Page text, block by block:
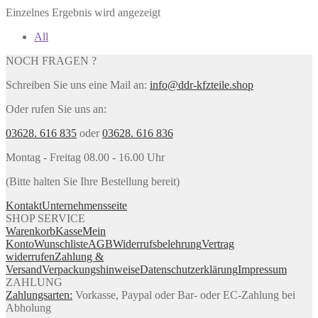
Einzelnes Ergebnis wird angezeigt
All
NOCH FRAGEN ?
Schreiben Sie uns eine Mail an: info@ddr-kfzteile.shop
Oder rufen Sie uns an:
03628. 616 835 oder03628. 616 836
Montag - Freitag 08.00 - 16.00 Uhr
(Bitte halten Sie Ihre Bestellung bereit)
KontaktUnternehmensseite
SHOP SERVICE
WarenkorbKasseMein
KontoWunschlisteAGBWiderrufsbelehrungVertrag
widerrufenZahlung &
VersandVerpackungshinweiseDatenschutzerklärungImpressum
ZAHLUNG
Zahlungsarten: Vorkasse, Paypal oder Bar- oder EC-Zahlung bei
Abholung